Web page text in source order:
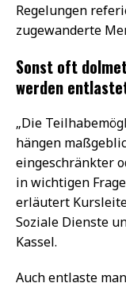
Regelungen
zugewanderte
Sonst oft
werden
„Die
hängen
eingeschränkter
in wichtigen
erläutert
Soziale Dienste
Kassel.
Auch entlaste